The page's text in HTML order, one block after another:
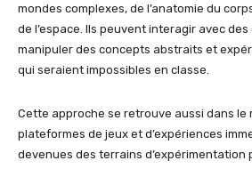
mondes complexes, de l’anatomie du
de l’espace. Ils peuvent interagir avec
manipuler des concepts abstraits et
qui seraient impossibles en classe.
Cette approche se retrouve aussi dans le
plateformes de jeux et d’expériences
devenues des terrains d’expérimentation